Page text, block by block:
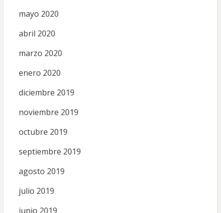
mayo 2020
abril 2020
marzo 2020
enero 2020
diciembre 2019
noviembre 2019
octubre 2019
septiembre 2019
agosto 2019
julio 2019
junio 2019